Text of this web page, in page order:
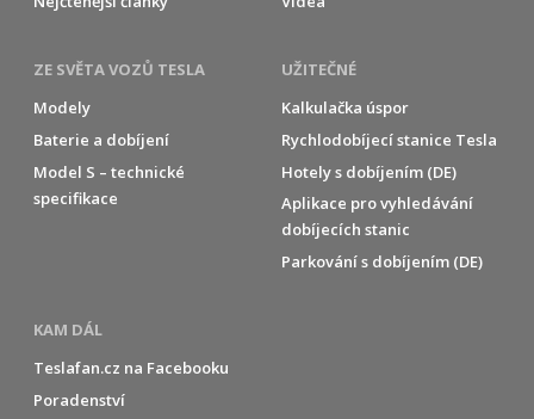
ZE SVĚTA VOZŮ TESLA
Modely
Baterie a dobíjení
Model S – technické
specifikace
UŽITEČNÉ
Kalkulačka úspor
Rychlodobíjecí stanice Tesla
Hotely s dobíjením (DE)
Aplikace pro vyhledávání
dobíjecích stanic
Parkování s dobíjením (DE)
KAM DÁL
Teslafan.cz na Facebooku
Poradenství